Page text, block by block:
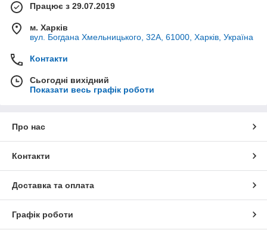
Працює з 29.07.2019
м. Харків
вул. Богдана Хмельницького, 32А, 61000, Харків, Україна
Контакти
Сьогодні вихідний
Показати весь графік роботи
Про нас
Контакти
Доставка та оплата
Графік роботи